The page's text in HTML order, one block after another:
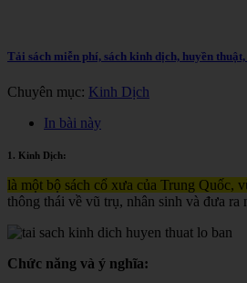
Tải sách miễn phí, sách kinh dịch, huyền thuật,
Chuyên mục: Kinh Dịch
In bài này
1. Kinh Dịch:
là một bộ sách cổ xưa của Trung Quốc,
thông thái về vũ trụ, nhân sinh và đưa
Chức năng và ý nghĩa: